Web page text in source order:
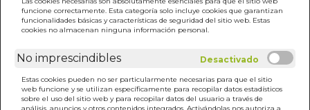
funcione correctamente. Esta categoría solo incluye cookies que garantizan
funcionalidades básicas y características de seguridad del sitio web. Estas
cookies no almacenan ninguna información personal.
No imprescindibles
Estas cookies pueden no ser particularmente necesarias para que el sitio
web funcione y se utilizan específicamente para recopilar datos estadísticos
sobre el uso del sitio web y para recopilar datos del usuario a través de
Estos son los resultados de tu búsqueda:
chema vilchez